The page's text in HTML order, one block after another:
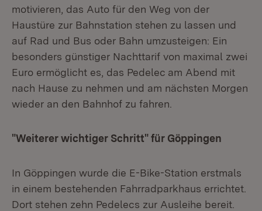
motivieren, das Auto für den Weg von der
Haustüre zur Bahnstation stehen zu lassen und
auf Rad und Bus oder Bahn umzusteigen: Ein
besonders günstiger Nachttarif von maximal zwei
Euro ermöglicht es, das Pedelec am Abend mit
nach Hause zu nehmen und am nächsten Morgen
wieder an den Bahnhof zu fahren.
"Weiterer wichtiger Schritt" für Göppingen
In Göppingen wurde die E-Bike-Station erstmals
in einem bestehenden Fahrradparkhaus errichtet.
Dort stehen zehn Pedelecs zur Ausleihe bereit.